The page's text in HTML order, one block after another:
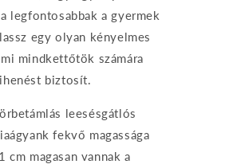
legfontosabbak a gyermek
egy olyan kényelmes
mindkettőtök számára
biztosít.
leesésgátlós
fekvő magassága
cm magasan vannak a